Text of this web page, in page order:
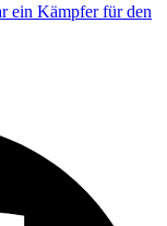
ein Kämp­fer für den